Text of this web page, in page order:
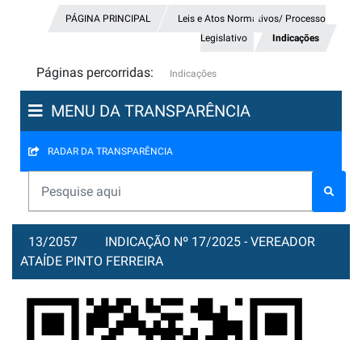
PÁGINA PRINCIPAL
Leis e Atos Normativos/ Processo
Legislativo
Indicações
Páginas percorridas: Indicações
MENU DA TRANSPARÊNCIA
RADAR DA TRANSPARÊNCIA
13/2057
INDICAÇÃO Nº 17/2025 - VEREADOR
ATAÍDE PINTO FERREIRA